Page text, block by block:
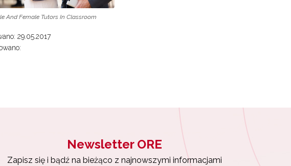
do pobrania"
And Female Tutors In Classroom
29.05.2017
Newsletter ORE
Zapisz się i bądź na bieżąco z najnowszymi informacjami